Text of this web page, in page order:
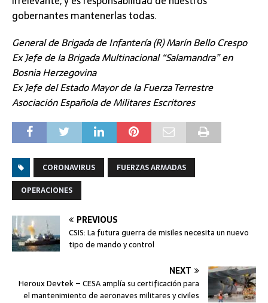
gobernantes mantenerlas todas.
General de Brigada de Infantería (R) Marín Bello Crespo
Ex Jefe de la Brigada Multinacional “Salamandra” en
Bosnia Herzegovina
Ex Jefe del Estado Mayor de la Fuerza Terrestre
Asociación Española de Militares Escritores
CORONAVIRUS
FUERZAS ARMADAS
OPERACIONES
PREVIOUS
CSIS: La futura guerra de misiles necesita un nuevo
tipo de mando y control
NEXT
Heroux Devtek – CESA amplía su certificación para
el mantenimiento de aeronaves militares y civiles